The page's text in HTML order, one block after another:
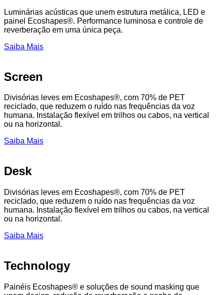
Luminárias acústicas que unem estrutura metálica, LED e
painel Ecoshapes®. Performance luminosa e controle de
reverberação em uma única peça.
Saiba Mais
Screen
Divisórias leves em Ecoshapes®, com 70% de PET
reciclado, que reduzem o ruído nas frequências da voz
humana. Instalação flexível em trilhos ou cabos, na vertical
ou na horizontal.
Saiba Mais
Desk
Divisórias leves em Ecoshapes®, com 70% de PET
reciclado, que reduzem o ruído nas frequências da voz
humana. Instalação flexível em trilhos ou cabos, na vertical
ou na horizontal.
Saiba Mais
Technology
Painéis Ecoshapes® e soluções de sound masking que